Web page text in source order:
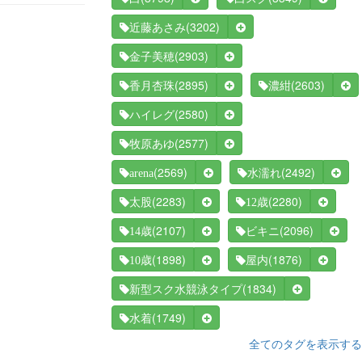
近藤あさみ(3202)
金子美穂(2903)
香月杏珠(2895) 濃紺(2603)
ハイレグ(2580)
牧原あゆ(2577)
arena(2569) 水濡れ(2492)
太股(2283) 12歳(2280)
14歳(2107) ビキニ (2096)
10歳(1898) 屋内(1876)
新型スク水競泳タイプ(1834)
水着(1749)
全てのタグを表示する